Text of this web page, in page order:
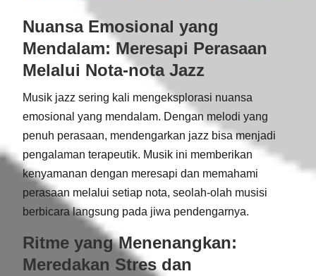
Nuansa Emosional yang
Mendalam: Meresapi Perasaan
Melalui Nota-nota Jazz
Musik jazz sering kali mengeksplorasi nuansa
emosional yang mendalam. Dengan melodi yang
penuh perasaan, mendengarkan jazz bisa menjadi
pengalaman terapeutik. Musik ini memberikan
kenyamanan dengan meresapi dan memahami
perasaan melalui setiap nota, seolah-olah musisi
berbicara langsung pada jiwa pendengarnya.
Ritme yang Menenangkan:
Meredakan Stres dan